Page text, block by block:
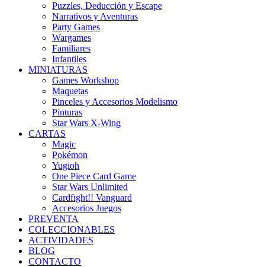
Puzzles, Deducción y Escape
Narrativos y Aventuras
Party Games
Wargames
Familiares
Infantiles
MINIATURAS
Games Workshop
Maquetas
Pinceles y Accesorios Modelismo
Pinturas
Star Wars X-Wing
CARTAS
Magic
Pokémon
Yugioh
One Piece Card Game
Star Wars Unlimited
Cardfight!! Vanguard
Accesorios Juegos
PREVENTA
COLECCIONABLES
ACTIVIDADES
BLOG
CONTACTO